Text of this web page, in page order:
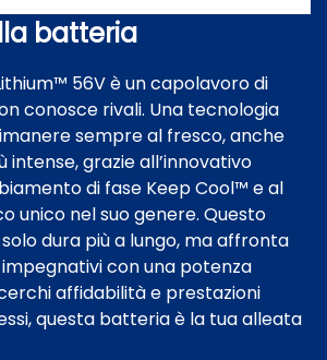
batteria
56V è un capolavoro di
conosce rivali. Una tecnologia
sempre al fresco, anche
intense, grazie all’innovativo
di fase Keep Cool™ e al
unico nel suo genere. Questo
dura più a lungo, ma affronta
con una potenza
affidabilità e prestazioni
questa batteria è la tua alleata